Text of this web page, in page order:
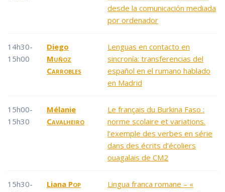
desde la comunicación mediada
por ordenador
14h30-
15h00
Diego
Muñoz
Carrobles
Lenguas en contacto en
sincronía: transferencias del
español en el rumano hablado
en Madrid
15h00-
15h30
Mélanie
Cavalheiro
Le français du Burkina Faso :
norme scolaire et variations.
l’exemple des verbes en série
dans des écrits d’écoliers
ouagalais de CM2
15h30-
Liana Pop
Lingua franca romane – «